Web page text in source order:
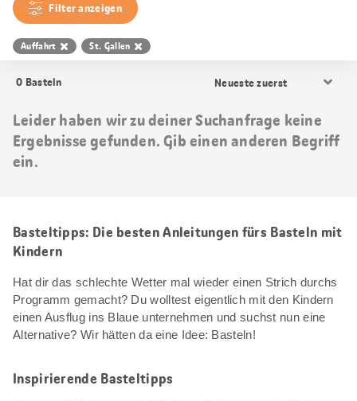
Filter anzeigen
Auffahrt St. Gallen
0 Basteln
Sortierung
Leider haben wir zu deiner Suchanfrage keine
Ergebnisse gefunden. Gib einen anderen Begriff
ein.
Basteltipps: Die besten Anleitungen fürs Basteln mit
Kindern
Hat dir das schlechte Wetter mal wieder einen Strich durchs
Programm gemacht? Du wolltest eigentlich mit den Kindern
einen Ausflug ins Blaue unternehmen und suchst nun eine
Alternative? Wir hätten da eine Idee: Basteln!
Inspirierende Basteltipps